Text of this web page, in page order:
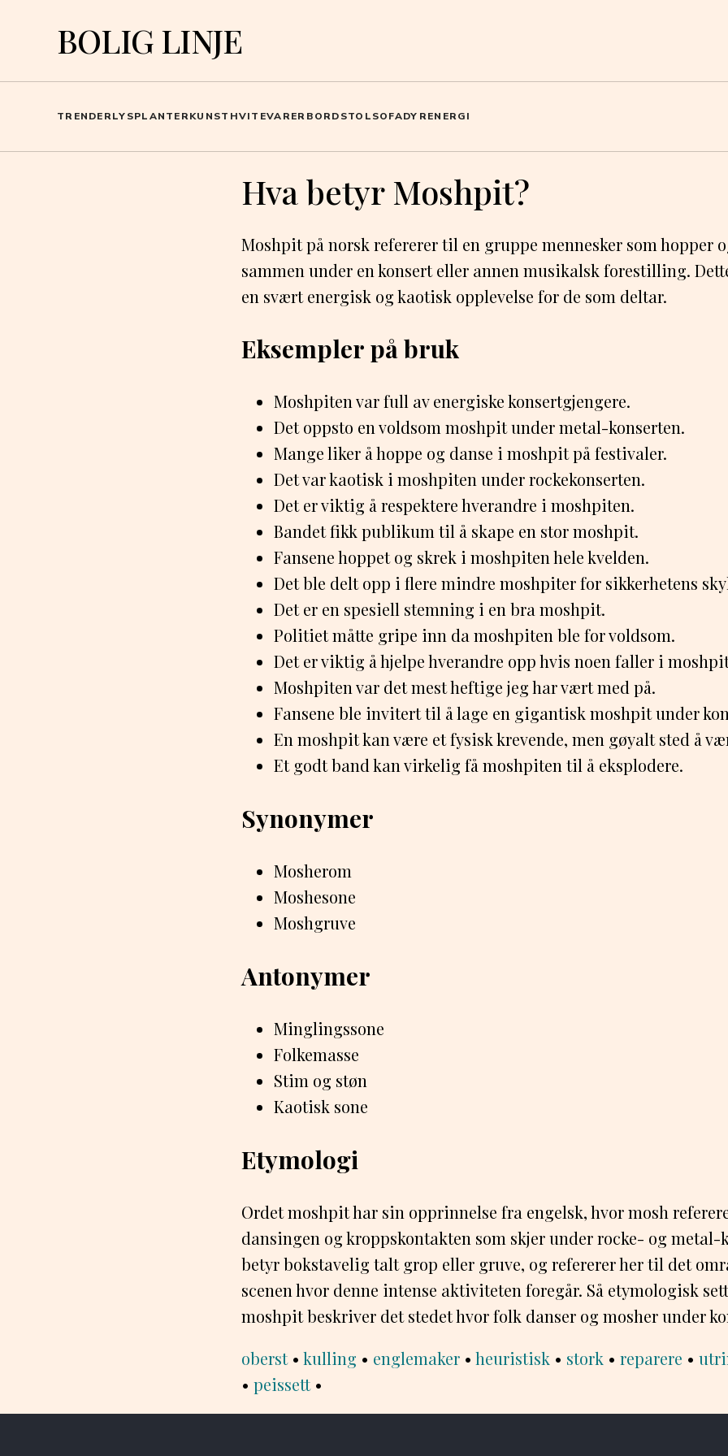
BOLIG LINJE
TRENDERLYSPLANTERKUNST HVITEVARERBORDSTOLSOFADYRENERGI
Hva betyr Moshpit?
Moshpit på norsk refererer til en gruppe mennesker som hopper
sammen under en konsert eller annen musikalsk forestilling.
en svært energisk og kaotisk opplevelse for de som deltar.
Eksempler på bruk
Moshpiten var full av energiske konsertgjengere.
Det oppsto en voldsom moshpit under metal-konserten.
Mange liker å hoppe og danse i moshpit på festivaler.
Det var kaotisk i moshpiten under rockekonserten.
Det er viktig å respektere hverandre i moshpiten.
Bandet fikk publikum til å skape en stor moshpit.
Fansene hoppet og skrek i moshpiten hele kvelden.
Det ble delt opp i flere mindre moshpiter for sikkerhetens
Det er en spesiell stemning i en bra moshpit.
Politiet måtte gripe inn da moshpiten ble for voldsom.
Det er viktig å hjelpe hverandre opp hvis noen faller i
Moshpiten var det mest heftige jeg har vært med på.
Fansene ble invitert til å lage en gigantisk moshpit under
En moshpit kan være et fysisk krevende, men gøyalt sted å
Et godt band kan virkelig få moshpiten til å eksplodere.
Synonymer
Mosherom
Moshesone
Moshgruve
Antonymer
Minglingssone
Folkemasse
Stim og støn
Kaotisk sone
Etymologi
Ordet moshpit har sin opprinnelse fra engelsk, hvor mosh
dansingen og kroppskontakten som skjer under rocke- og metal-
betyr bokstavelig talt grop eller gruve, og refererer her til det
scenen hvor denne intense aktiviteten foregår. Så etymologisk
moshpit beskriver det stedet hvor folk danser og mosher under
oberst• kulling • englemaker • heuristisk • stork • reparere •
• peissett•